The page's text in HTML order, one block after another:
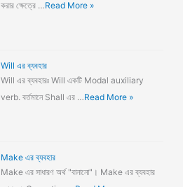
করার ক্ষেত্রে …Read More »
Will এর ব্যবহার
Will এর ব্যবহারঃ Will একটি Modal auxiliary
verb. বর্তমানে Shall এর …Read More »
Make এর ব্যবহার
Make এর সাধারণ অর্থ "বানানো"। Make এর ব্যবহার